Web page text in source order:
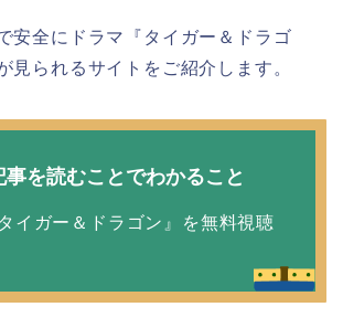
安全にドラマ『タイガー＆ドラゴ
見られるサイトをご紹介します。
事を読むことでわかること
イガー＆ドラゴン』を無料視聴